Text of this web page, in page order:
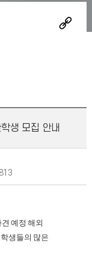
생 모집 안내
예정 해외
생들의 많은